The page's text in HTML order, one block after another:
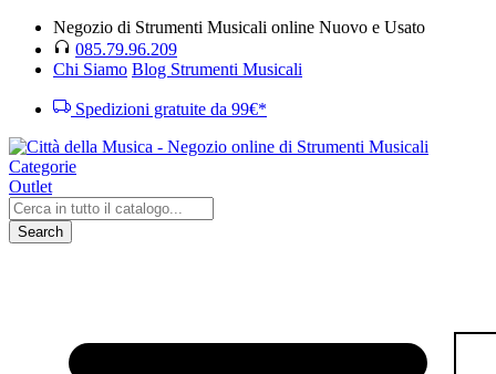
Negozio di Strumenti Musicali online Nuovo e Usato
085.79.96.209
Chi Siamo Blog Strumenti Musicali
Spedizioni gratuite da 99€*
Categorie
Outlet
Search